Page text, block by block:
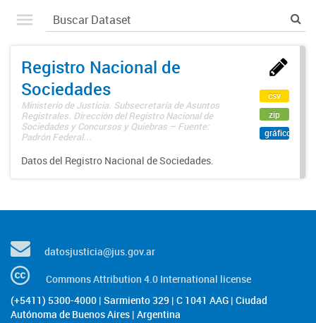
Registro Nacional de
Sociedades
Ministerio de Justicia. Subsecretaría de Asuntos
Registrales. Dirección del Registro Nacional de
Sociedades y Concursos y Quiebras – Fuente:
Padrón Federal...
Datos del Registro Nacional de Sociedades.
csv
zip
gráfico
datosjusticia@jus.gov.ar
Commons Attribution 4.0 International license
(+5411) 5300-4000 | Sarmiento 329 | C 1041 AAG | Ciudad
Autónoma de Buenos Aires | Argentina